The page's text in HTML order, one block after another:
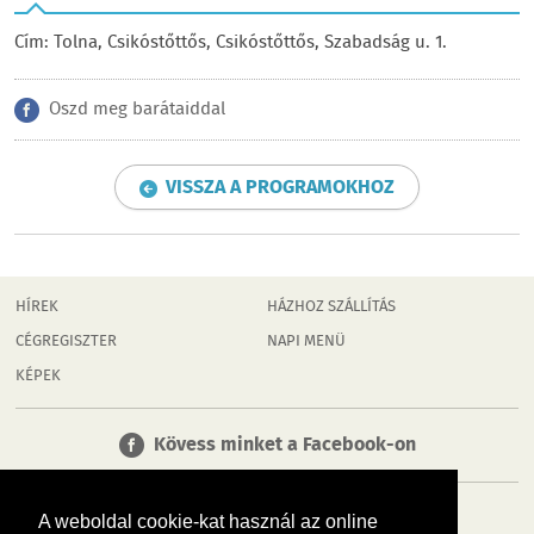
A weboldal cookie-kat használ az online
Cím: Tolna, Csikóstőttős, Csikóstőttős, Szabadság u. 1.
Oszd meg barátaiddal
VISSZA A PROGRAMOKHOZ
HÍREK
CÉGREGISZTER
KÉPEK
HÁZHOZ SZÁLLÍTÁS
NAPI MENÜ
Kövess minket a Facebook-on